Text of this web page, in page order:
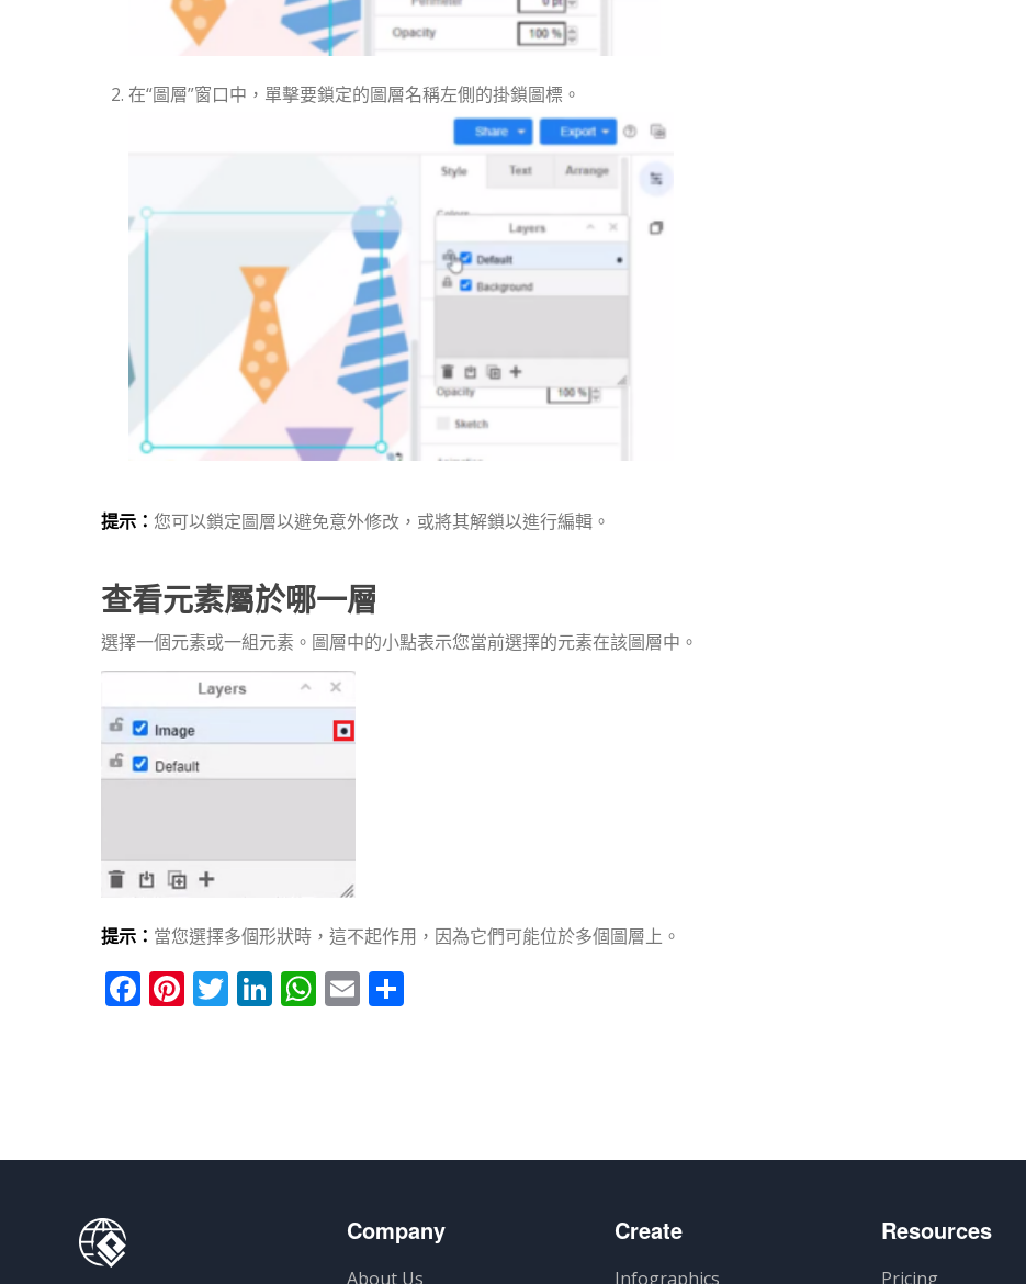
在“圖層”窗口中，單擊要鎖定的圖層名稱左側的掛鎖圖標。
提示： 您可以鎖定圖層以避免意外修改，或將其解鎖以進行編輯。
查看元素屬於哪一層
選擇一個元素或一組元素。圖層中的小點表示您當前選擇的元素在該圖層中。
提示： 當您選擇多個形狀時，這不起作用，因為它們可能位於多個圖層上。
Facebook
Pinterest
Twitter
LinkedIn
WhatsApp
Email
Company
About Us
Create
Infographics
Resources
Pricing